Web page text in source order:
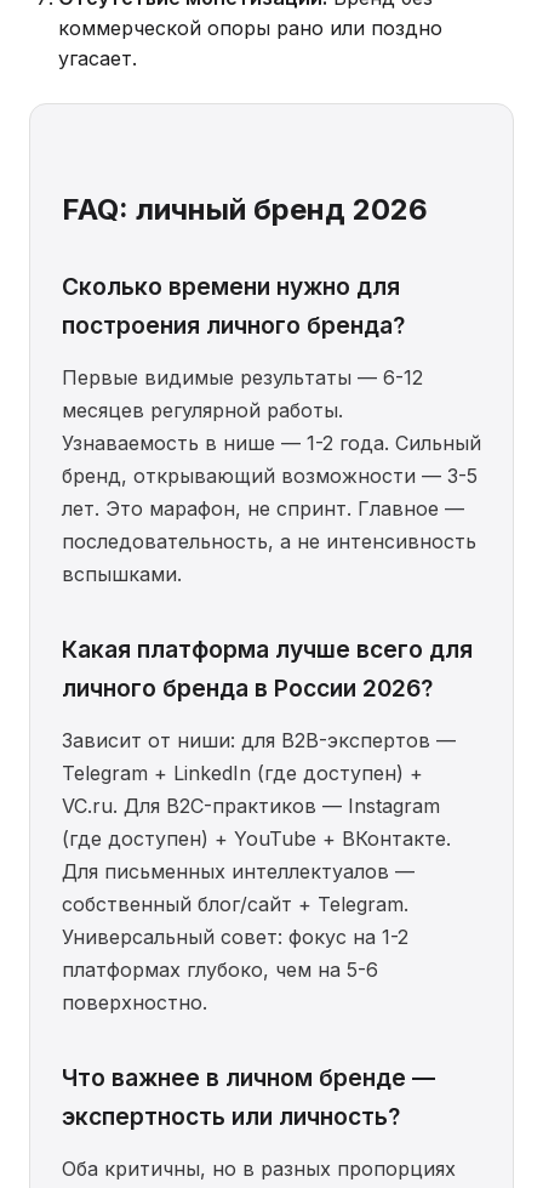
коммерческой опоры рано или поздно
угасает.
FAQ: личный бренд 2026
Сколько времени нужно для
построения личного бренда?
Первые видимые результаты — 6-12
месяцев регулярной работы.
Узнаваемость в нише — 1-2 года. Сильный
бренд, открывающий возможности — 3-5
лет. Это марафон, не спринт. Главное —
последовательность, а не интенсивность
вспышками.
Какая платформа лучше всего для
личного бренда в России 2026?
Зависит от ниши: для B2B-экспертов —
Telegram + LinkedIn (где доступен) +
VC.ru. Для B2C-практиков — Instagram
(где доступен) + YouTube + ВКонтакте.
Для письменных интеллектуалов —
собственный блог/сайт + Telegram.
Универсальный совет: фокус на 1-2
платформах глубоко, чем на 5-6
поверхностно.
Что важнее в личном бренде —
экспертность или личность?
Оба критичны, но в разных пропорциях